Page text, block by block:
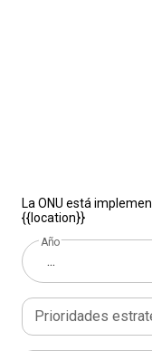
La ONU está
{{location}}
Año
...
Prioridades